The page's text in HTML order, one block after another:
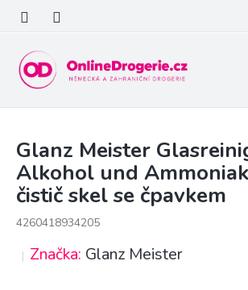
obsah
Glanz Meister
Alkohol und
čistič skel se čpavkem
4260418934205
Značka: Glanz Meister